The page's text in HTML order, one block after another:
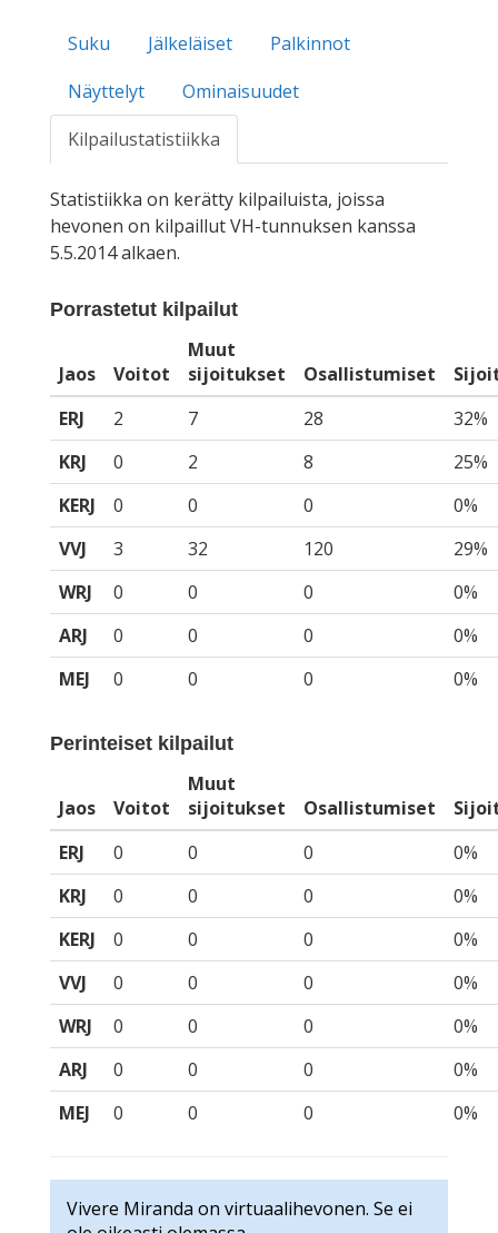
Suku Jälkeläiset
Palkinnot
Näyttelyt
Ominaisuudet
Kilpailustatistiikka
Statistiikka on kerätty kilpailuista, joissa
hevonen on kilpaillut VH-tunnuksen kanssa
5.5.2014 alkaen.
Porrastetut kilpailut
Jaos Voitot
Muut
sijoitukset
Osallistumiset
ERJ
2 7 28
32%
KRJ
0 2 8
25%
KERJ
0 0 0
0%
VVJ
3 32 120
29%
WRJ
0 0 0
0%
ARJ
0 0 0
0%
MEJ
0 0 0 0%
Perinteiset kilpailut
Jaos Voitot
Muut
sijoitukset
Osallistumiset
ERJ
0 0 0
0%
KRJ
0 0 0
0%
KERJ
0 0 0
0%
VVJ
0 0 0
0%
WRJ
0 0 0
0%
ARJ
0 0 0
0%
MEJ
0 0 0 0%
Vivere Miranda on virtuaalihevonen. Se ei